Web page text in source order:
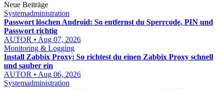
Neue Beiträge
Systemadministration
Passwort löschen Android: So entfernst du Sperrcode, PIN und
Passwort richtig
AUTOR • Aug 07, 2026
Monitoring & Logging
Install Zabbix Proxy: So richtest du einen Zabbix Proxy schnell
und sauber ein
AUTOR • Aug 06, 2026
Systemadministration